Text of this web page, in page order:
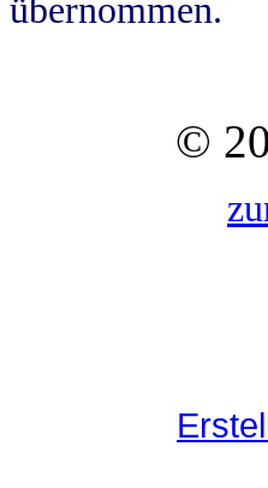
übernommen.
©